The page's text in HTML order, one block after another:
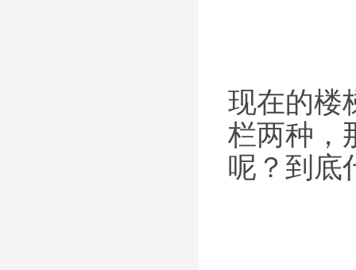
现在的楼
栏两种，
呢？到底